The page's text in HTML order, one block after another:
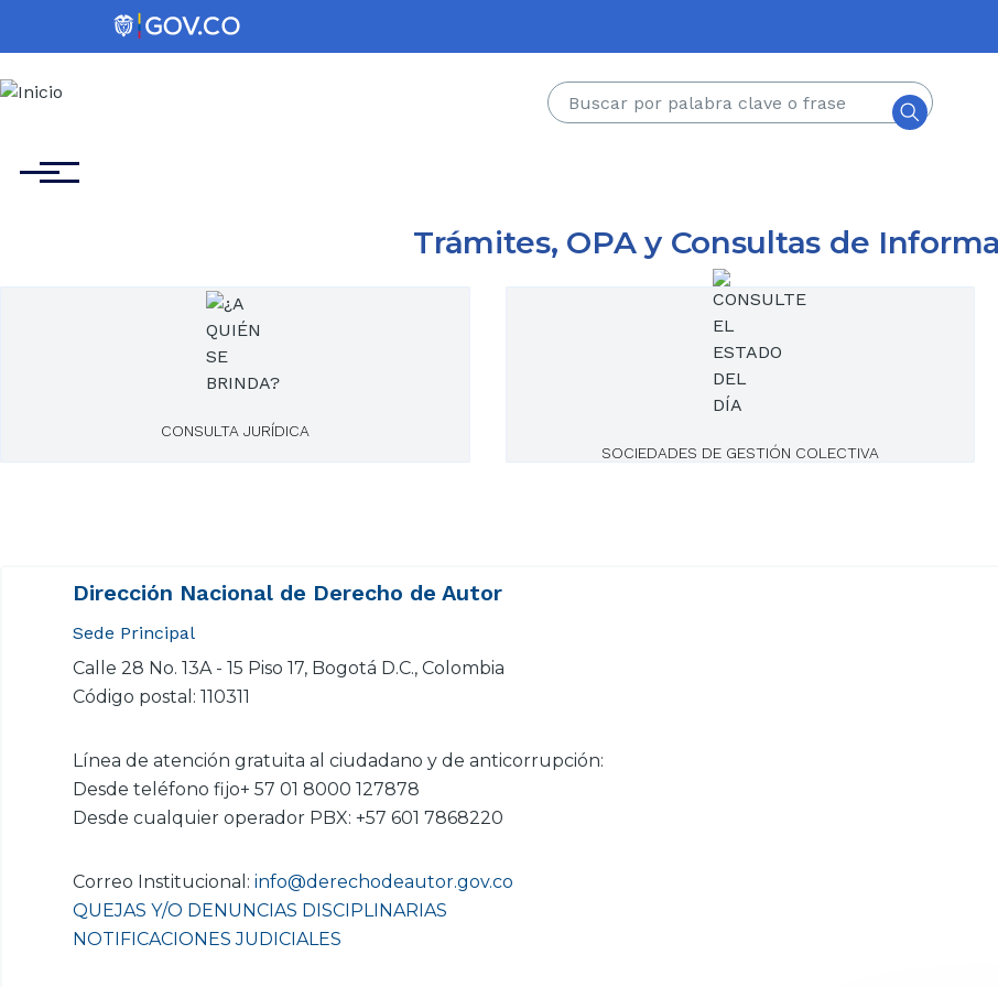
Pasar al contenido principal
Buscar
Menú
Trámites, OPA y Consultas de
CONSULTA JURÍDICA
SOCIEDADES DE GESTIÓN COLECTIVA
Dirección Nacional de Derecho de Autor
Sede Principal
Calle 28 No. 13A - 15 Piso 17, Bogotá D.C., Colombia
Código postal: 110311
Línea de atención gratuita al ciudadano y de anticorrupción:
Desde teléfono fijo+ 57 01 8000 127878
Desde cualquier operador PBX: +57 601 7868220
Correo Institucional: info@derechodeautor.gov.co
QUEJAS Y/O DENUNCIAS DISCIPLINARIAS
NOTIFICACIONES JUDICIALES